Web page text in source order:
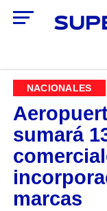
NACIONALES
sumará
marcas